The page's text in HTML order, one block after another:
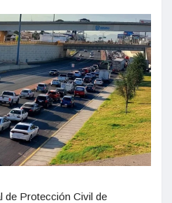
de Protección Civil de